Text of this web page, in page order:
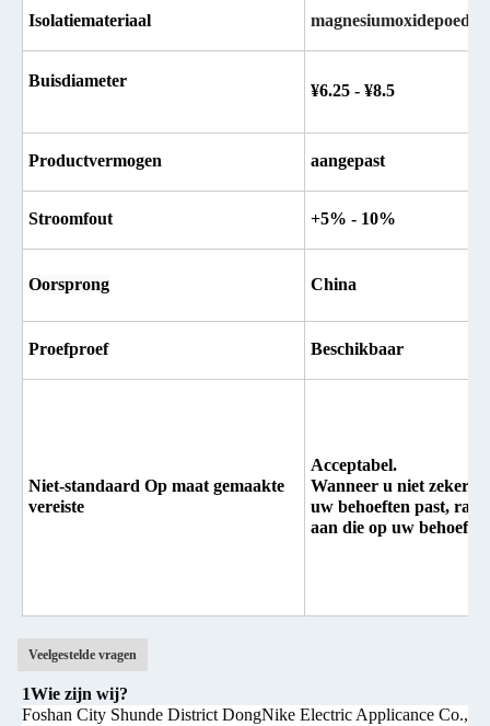
Isolatiemateriaal magnesiumoxidepoeder
Buisdiameter
¥6.25 - ¥8.5
Productvermogen aangepast
Stroomfout +5% - 10%
Oorsprong China
Proefproef Beschikbaar
Niet-standaard Op maat gemaakte
vereiste
Acceptabel.
Wanneer u niet zeker
uw behoeften past,
aan die op uw
Veelgestelde vragen
1Wie zijn wij?
Foshan City Shunde District DongNike Electric Applicance Co.,